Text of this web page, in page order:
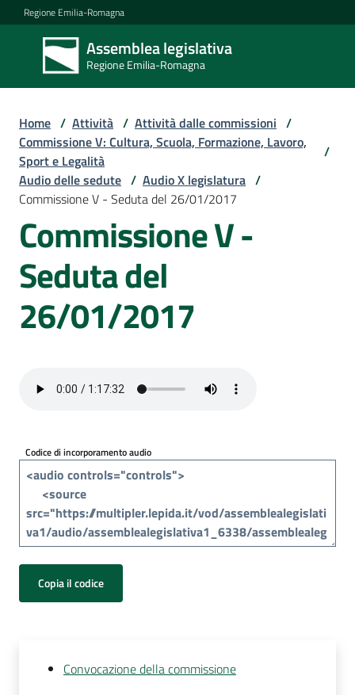
Vai al contenuto
Vai alla navigazione
Vai al footer
Regione Emilia-Romagna
Assemblea legislativa
Regione Emilia-Romagna
Assemblea
legislativa
Regione Emilia-
Assemblea
Attività
media
i
cittadini
Home / Attività / Attività dalle commissioni /
Commissione V: Cultura, Scuola, Formazione, Lavoro,
Sport e Legalità
/
Audio delle sedute / Audio X legislatura /
Commissione V - Seduta del 26/01/2017
Commissione V -
Seduta del
26/01/2017
Codice di incorporamento audio
Copia il codice
Convocazione della commissione